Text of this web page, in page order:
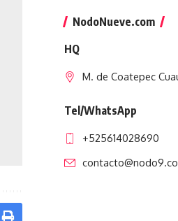
NodoNueve.com
HQ
M. de Coatepec
Tel/WhatsApp
+525614028690